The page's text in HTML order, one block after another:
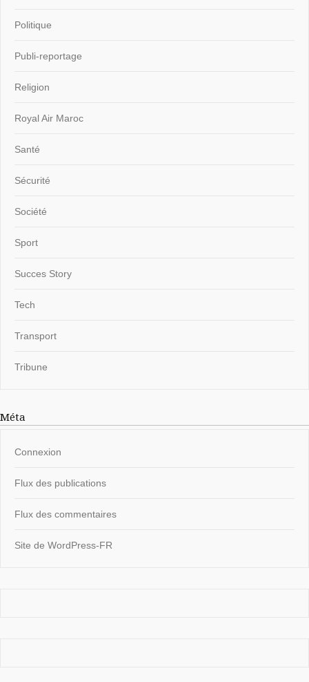
Politique
Publi-reportage
Religion
Royal Air Maroc
Santé
Sécurité
Société
Sport
Succes Story
Tech
Transport
Tribune
Méta
Connexion
Flux des publications
Flux des commentaires
Site de WordPress-FR